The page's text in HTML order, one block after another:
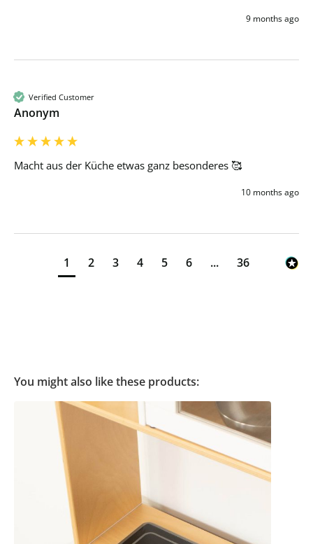
9 months ago
Verified Customer
Anonym
Macht aus der Küche etwas ganz besonderes 🥰
10 months ago
1 2 3 4 5 6 ... 36
You might also like these products: